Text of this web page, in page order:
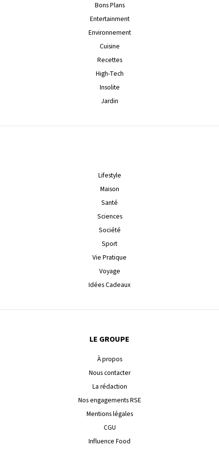
Bons Plans
Entertainment
Environnement
Cuisine
Recettes
High-Tech
Insolite
Jardin
Lifestyle
Maison
Santé
Sciences
Société
Sport
Vie Pratique
Voyage
Idées Cadeaux
LE GROUPE
À propos
Nous contacter
La rédaction
Nos engagements RSE
Mentions légales
CGU
Influence Food